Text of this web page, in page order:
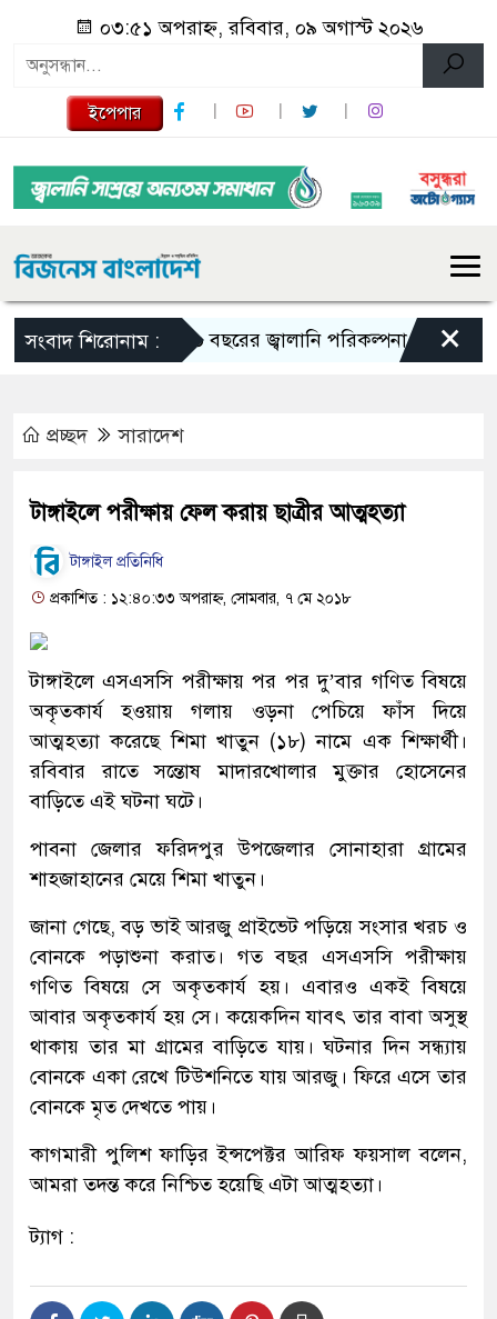
০৩:৫১ অপরাহ্ন, রবিবার, ০৯ অগাস্ট ২০২৬
ইপেপার
সংবাদ শিরোনাম :১০ বছরের জ্বালানি পরিকল্পনা সংসদে তুলে×
প্রচ্ছদ সারাদেশ
টাঙ্গাইলে পরীক্ষায় ফেল করায় ছাত্রীর আত্মহত্যা
টাঙ্গাইল প্রতিনিধি
প্রকাশিত : ১২:৪০:৩৩ অপরাহ্ন, সোমবার, ৭ মে ২০১৮
টাঙ্গাইলে এসএসসি পরীক্ষায় পর পর দু’বার গণিত বিষয়ে
অকৃতকার্য হওয়ায় গলায় ওড়না পেচিয়ে ফাঁস দিয়ে
আত্মহত্যা করেছে শিমা খাতুন (১৮) নামে এক শিক্ষার্থী।
রবিবার রাতে সন্তোষ মাদারখোলার মুক্তার হোসেনের
বাড়িতে এই ঘটনা ঘটে।
পাবনা জেলার ফরিদপুর উপজেলার সোনাহারা গ্রামের
শাহজাহানের মেয়ে শিমা খাতুন।
জানা গেছে, বড় ভাই আরজু প্রাইভেট পড়িয়ে সংসার খরচ ও
বোনকে পড়াশুনা করাত। গত বছর এসএসসি পরীক্ষায়
গণিত বিষয়ে সে অকৃতকার্য হয়। এবারও একই বিষয়ে
আবার অকৃতকার্য হয় সে। কয়েকদিন যাবৎ তার বাবা অসুস্থ
থাকায় তার মা গ্রামের বাড়িতে যায়। ঘটনার দিন সন্ধ্যায়
বোনকে একা রেখে টিউশনিতে যায় আরজু। ফিরে এসে তার
বোনকে মৃত দেখতে পায়।
কাগমারী পুলিশ ফাড়ির ইন্সপেক্টর আরিফ ফয়সাল বলেন,
আমরা তদন্ত করে নিশ্চিত হয়েছি এটা আত্মহত্যা।
ট্যাগ :